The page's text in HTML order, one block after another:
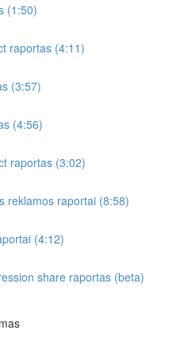
(1:50)
raportas (4:11)
(3:57)
(4:56)
raportas (3:02)
reklamos raportai (8:58)
(4:12)
share raportas (beta)